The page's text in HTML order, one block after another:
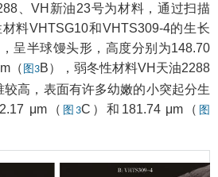
、VH新油23号为材料，通过扫描
料VHTSG10和VHTS309-4的生长
呈半球馒头形，高度分别为148.70
（ 图3B），弱冬性材料VH天油2288
高，表面有许多幼嫩的小突起分生
μm（ 图3C）和181.74 μm（ 图